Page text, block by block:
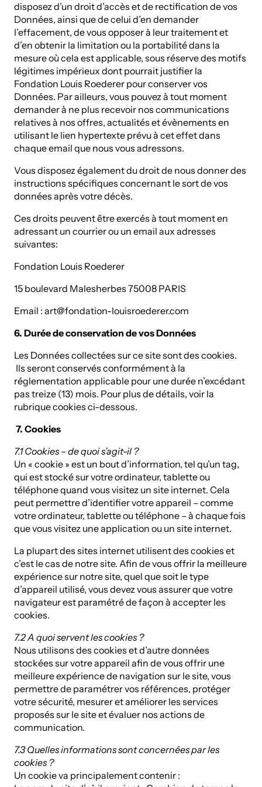
disposez d’un droit d’accès et de rectification de vos
Données, ainsi que de celui d’en demander
l’effacement, de vous opposer à leur traitement et
d’en obtenir la limitation ou la portabilité dans la
mesure où cela est applicable, sous réserve des motifs
légitimes impérieux dont pourrait justifier la
Fondation Louis Roederer pour conserver vos
Données. Par ailleurs, vous pouvez à tout moment
demander à ne plus recevoir nos communications
relatives à nos offres, actualités et évènements en
utilisant le lien hypertexte prévu à cet effet dans
chaque email que nous vous adressons.
Vous disposez également du droit de nous donner des
instructions spécifiques concernant le sort de vos
données après votre décès.
Ces droits peuvent être exercés à tout moment en
adressant un courrier ou un email aux adresses
suivantes:
Fondation Louis Roederer
15 boulevard Malesherbes 75008 PARIS
Email : art@fondation-louisroederer.com
6. Durée de conservation de vos Données
Les Données collectées sur ce site sont des cookies.
Ils seront conservés conformément à la
réglementation applicable pour une durée n’excédant
pas treize (13) mois. Pour plus de détails, voir la
rubrique cookies ci-dessous.
7. Cookies
7.1 Cookies – de quoi s’agit-il ?
Un « cookie » est un bout d’information, tel qu’un tag,
qui est stocké sur votre ordinateur, tablette ou
téléphone quand vous visitez un site internet. Cela
peut permettre d’identifier votre appareil – comme
votre ordinateur, tablette ou téléphone – à chaque fois
que vous visitez une application ou un site internet.
La plupart des sites internet utilisent des cookies et
c’est le cas de notre site. Afin de vous offrir la meilleure
expérience sur notre site, quel que soit le type
d’appareil utilisé, vous devez vous assurer que votre
navigateur est paramétré de façon à accepter les
cookies.
7.2 A quoi servent les cookies ?
Nous utilisons des cookies et d’autre données
stockées sur votre appareil afin de vous offrir une
meilleure expérience de navigation sur le site, vous
permettre de paramétrer vos références, protéger
votre sécurité, mesurer et améliorer les services
proposés sur le site et évaluer nos actions de
communication.
7.3 Quelles informations sont concernées par les
cookies ?
Un cookie va principalement contenir :